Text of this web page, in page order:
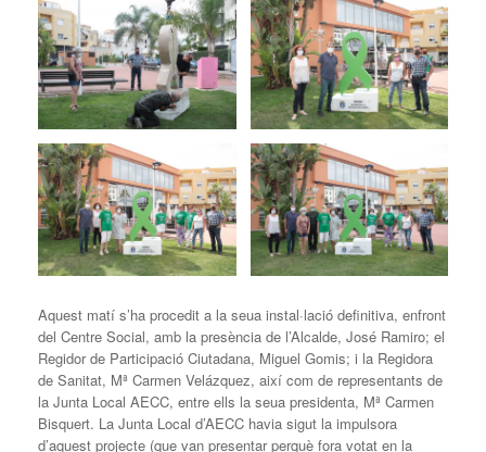
Aquest matí s’ha procedit a la seua instal·lació definitiva, enfront
del Centre Social, amb la presència de l’Alcalde, José Ramiro; el
Regidor de Participació Ciutadana, Miguel Gomis; i la Regidora
de Sanitat, Mª Carmen Velázquez, així com de representants de
la Junta Local AECC, entre ells la seua presidenta, Mª Carmen
Bisquert. La Junta Local d’AECC havia sigut la impulsora
d’aquest projecte (que van presentar perquè fora votat en la